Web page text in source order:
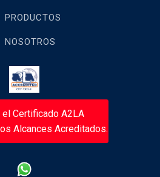
PRODUCTOS
NOSOTROS
Certificado A2LA
Alcances Acreditados.